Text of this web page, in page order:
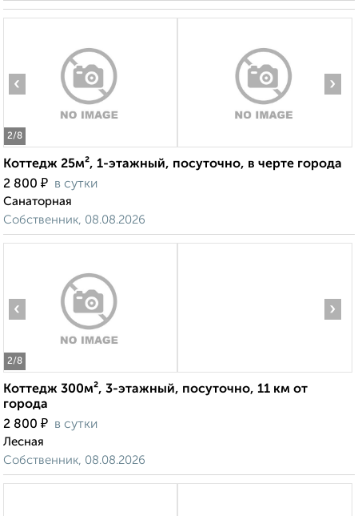
2/8
‹ ›
Коттедж 25м², 1-этажный, посуточно, в черте города
2 800 ₽ в сутки
Санаторная
Собственник, 08.08.2026
2/8
‹ ›
Коттедж 300м², 3-этажный, посуточно, 11 км от
города
2 800 ₽ в сутки
Лесная
Собственник, 08.08.2026